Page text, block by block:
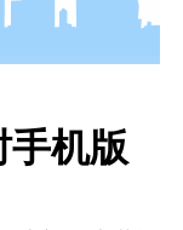
手机版